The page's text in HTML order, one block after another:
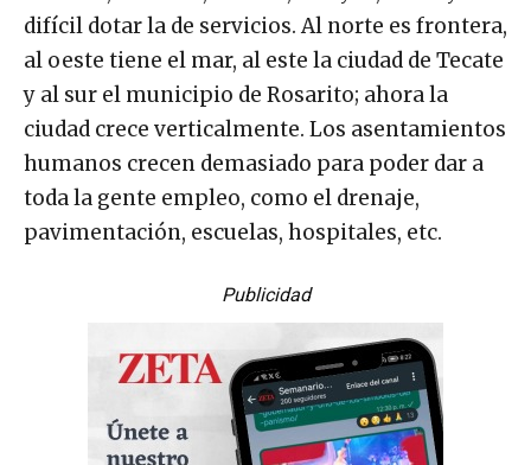
difícil dotar la de servicios. Al norte es frontera,
al oeste tiene el mar, al este la ciudad de Tecate
y al sur el municipio de Rosarito; ahora la
ciudad crece verticalmente. Los asentamientos
humanos crecen demasiado para poder dar a
toda la gente empleo, como el drenaje,
pavimentación, escuelas, hospitales, etc.
Publicidad